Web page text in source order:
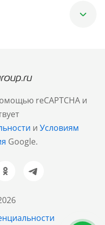
reCAPTCHA и
и Условиям
Google.